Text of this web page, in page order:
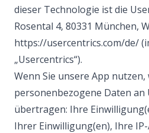
dieser Technologie ist die
Rosental 4, 80331 München,
https://usercentrics.com/de/
„Usercentrics“).
Wenn Sie unsere App
personenbezogene Daten an
übertragen: Ihre
Ihrer Einwilligung(en), Ihre IP-